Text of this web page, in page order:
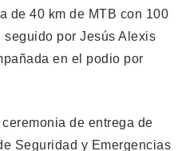
de 40 km de MTB con 100
por Jesús Alexis
en el podio por
de entrega de
Seguridad y Emergencias